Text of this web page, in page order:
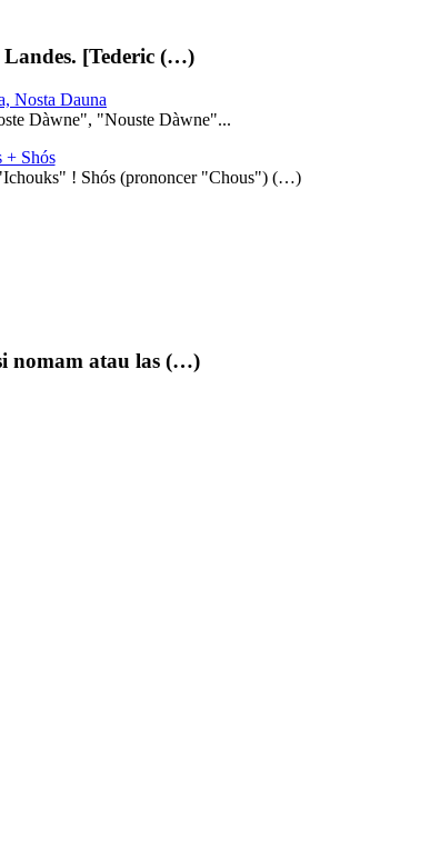
Landes. [Tederic (…)
Nosta Dauna
Dàwne", "Nouste Dàwne"...
+ Shós
! Shós (prononcer "Chous") (…)
nomam atau las (…)